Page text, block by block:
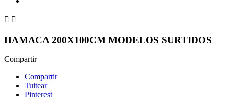
 
HAMACA 200X100CM MODELOS SURTIDOS
Compartir
Compartir
Tuitear
Pinterest